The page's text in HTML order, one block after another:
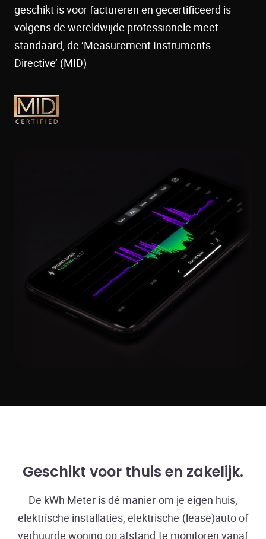
geschikt is voor factureren en gecertificeerd is
volgens de wereldwijde professionele meet
standaard, de ‘Measurement Instruments
Directive’ (MID)
Geschikt voor thuis en zakelijk
De kWh Meter is dé manier om je eigen huis,
elektrische installaties, elektrische (lease)auto of
verhuurde woning op afstand te monitoren vanaf